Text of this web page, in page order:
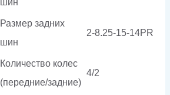
Размер задних
шин
2-8.25-15-14PR
Количество колес
(передние/задние)
4/2